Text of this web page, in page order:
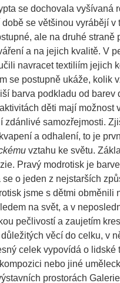
se dochovala vyšívaná
se většinou vyrábějí
ale na druhé straně
a na jejich kvalitě. V
navracet textiliím jejich
se postupně ukáže, kolik
barva podkladu od barev
děti mají možnost
samozřejmosti.
a odhalení, to je
vztahu ke světu.
Pravý modrotisk je
o jeden z nejstarších
jsme s dětmi obměnili
na svět, a v
pečlivostí a zaujetím
věcí do celku, v
celek vypovídá o lidské
nebo jiné
prostorách